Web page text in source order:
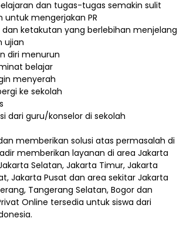
dan tugas-tugas semakin sulit
untuk mengerjakan PR
dan ketakutan yang berlebihan menjelang
ujian
diri menurun
belajar
menyerah
ke sekolah
dari guru/konselor di sekolah
memberikan solusi atas permasalah di
memberikan layanan di area Jakarta
Selatan, Jakarta Timur, Jakarta
Jakarta Pusat dan area sekitar Jakarta
Tangerang Selatan, Bogor dan
Online tersedia untuk siswa dari